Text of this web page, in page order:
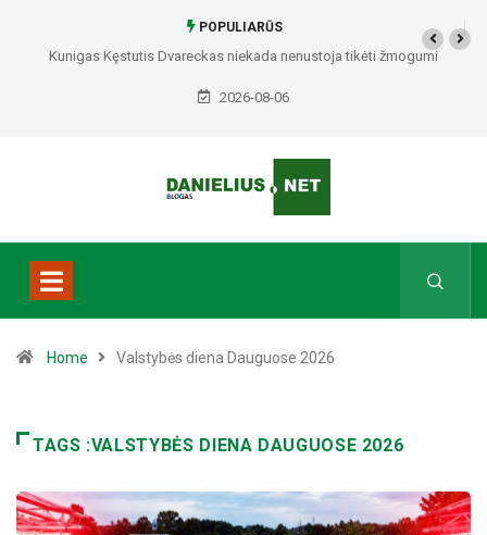
POPULIARŪS
Kunigas Kęstutis Dvareckas niekada nenustoja tikėti žmogumi
2026-08-06
Home Valstybės diena Dauguose 2026
TAGS :VALSTYBĖS DIENA DAUGUOSE 2026